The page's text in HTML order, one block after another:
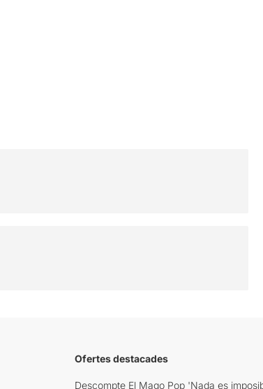
Ofertes destacades
Descompte El Mago Pop 'Nada es